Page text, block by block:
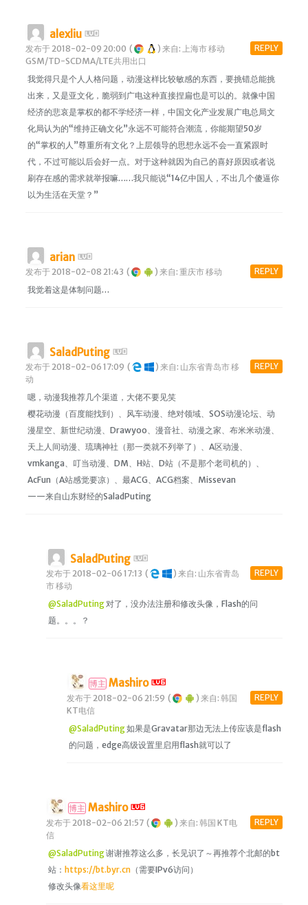
alexliu
REPLY
发布于 2018-02-09 20:00 ( ) 来自: 上海市 移动
GSM/TD-SCDMA/LTE共用出口
我觉得只是个人人格问题，动漫这样比较敏感的东西，要挑错总能挑
出来，又是亚文化，脆弱到广电这种直接捏扁也是可以的。就像中国
经济的悲哀是掌权的都不学经济一样，中国文化产业发展广电总局文
化局认为的“维持正确文化”永远不可能符合潮流，你能期望50岁
的“掌权的人”尊重所有文化？上层领导的思想永远不会一直紧跟时
代，不过可能以后会好一点。对于这种就因为自己的喜好原因或者说
刷存在感的需求就举报嘛……我只能说“14亿中国人，不出几个傻逼你
以为生活在天堂？”
arian
REPLY
发布于 2018-02-08 21:43 ( ) 来自: 重庆市 移动
我觉着这是体制问题…
SaladPuting
REPLY
发布于 2018-02-06 17:09 ( ) 来自: 山东省青岛市 移
动
嗯，动漫我推荐几个渠道，大佬不要见笑
樱花动漫（百度能找到）、风车动漫、绝对领域、SOS动漫论坛、动
漫星空、新世纪动漫、Drawyoo、漫音社、动漫之家、布米米动漫、
天上人间动漫、琉璃神社（那一类就不列举了）、A区动漫、
vmkanga、叮当动漫、DM、H站、D站（不是那个老司机的）、
AcFun（A站感觉要凉）、最ACG、ACG档案、Missevan
——来自山东财经的SaladPuting
SaladPuting
REPLY
发布于 2018-02-06 17:13 ( ) 来自: 山东省青岛
市 移动
@SaladPuting对了，没办法注册和修改头像，Flash的问
题。。。？
博主 Mashiro
REPLY
发布于 2018-02-06 21:59 ( ) 来自: 韩国
KT电信
@SaladPuting如果是Gravatar那边无法上传应该是flash
的问题，edge高级设置里启用flash就可以了
博主 Mashiro
REPLY
发布于 2018-02-06 21:57 ( ) 来自: 韩国 KT电
信
@SaladPuting谢谢推荐这么多，长见识了～再推荐个北邮的bt
站： https://bt.byr.cn （需要IPv6访问）
修改头像看这里呢